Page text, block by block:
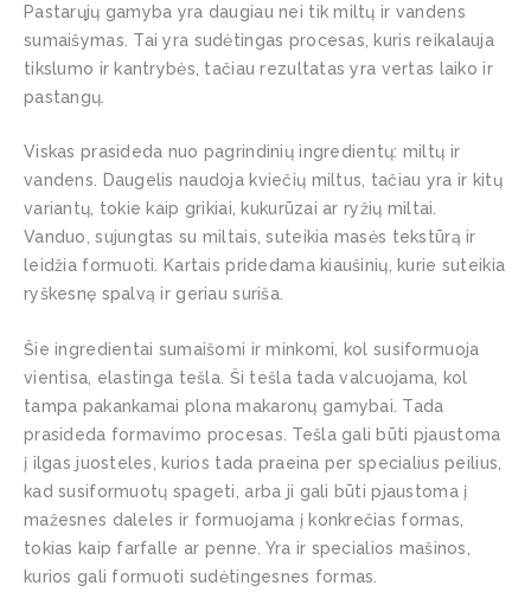
Pastarųjų gamyba yra daugiau nei tik miltų ir vandens
sumaišymas. Tai yra sudėtingas procesas, kuris reikalauja
tikslumo ir kantrybės, tačiau rezultatas yra vertas laiko ir
pastangų.
Viskas prasideda nuo pagrindinių ingredientų: miltų ir
vandens. Daugelis naudoja kviečių miltus, tačiau yra ir kitų
variantų, tokie kaip grikiai, kukurūzai ar ryžių miltai.
Vanduo, sujungtas su miltais, suteikia masės tekstūrą ir
leidžia formuoti. Kartais pridedama kiaušinių, kurie suteikia
ryškesnę spalvą ir geriau suriša.
Šie ingredientai sumaišomi ir minkomi, kol susiformuoja
vientisa, elastinga tešla. Ši tešla tada valcuojama, kol
tampa pakankamai plona makaronų gamybai. Tada
prasideda formavimo procesas. Tešla gali būti pjaustoma
į ilgas juosteles, kurios tada praeina per specialius peilius,
kad susiformuotų spageti, arba ji gali būti pjaustoma į
mažesnes daleles ir formuojama į konkrečias formas,
tokias kaip farfalle ar penne. Yra ir specialios mašinos,
kurios gali formuoti sudėtingesnes formas.